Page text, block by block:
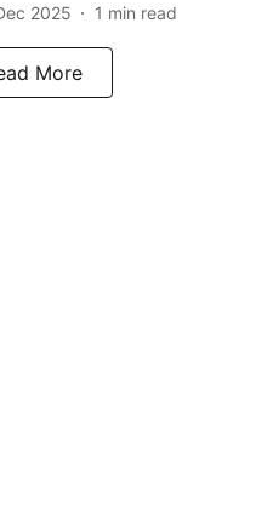
2025 1 min read
More